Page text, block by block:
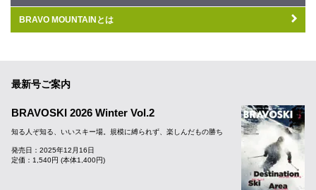
BRAVO MOUNTAINとは
最新号ご案内
BRAVOSKI 2026 Winter Vol.2
知る人ぞ知る、いいスキー場。規模に縛られず、楽しんだもの勝ち
発売日：2025年12月16日
定価：1,540円 (本体1,400円)